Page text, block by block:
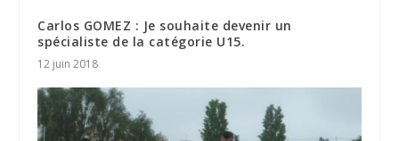
Carlos GOMEZ : Je souhaite devenir un
spécialiste de la catégorie U15.
12 juin 2018